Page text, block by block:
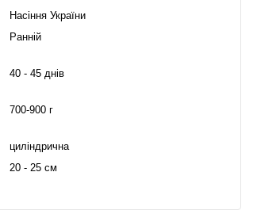
Насіння України
Ранній
40 - 45 днів
700-900 г
циліндрична
20 - 25 см